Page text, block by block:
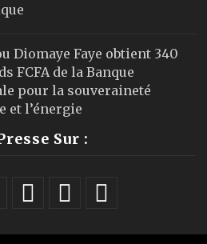
Diomaye Faye obtient 340
FCFA de la Banque
pour la souveraineté
et l’énergie
Sur :